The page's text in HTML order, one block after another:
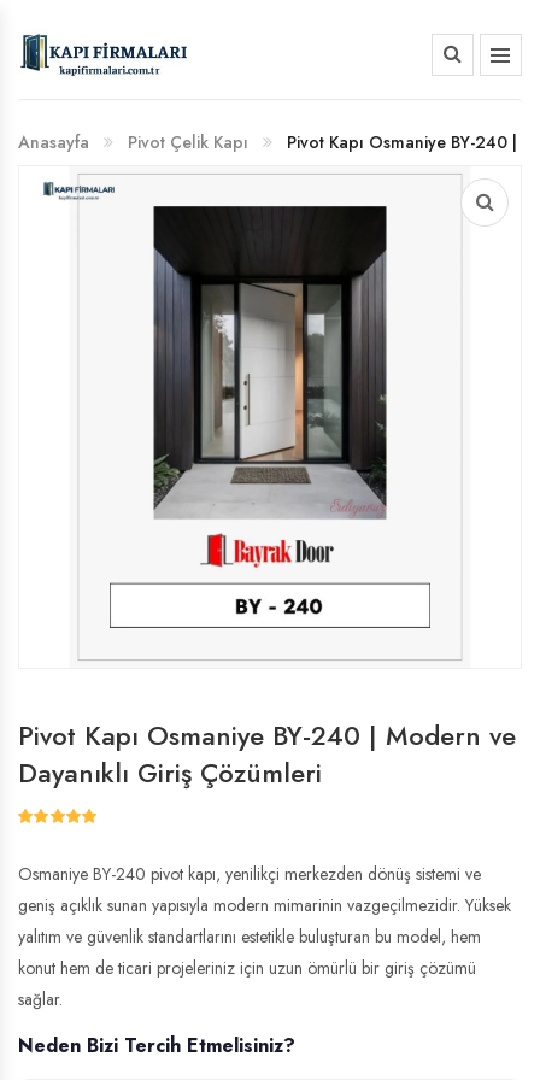
BANKA HESAP NUMARALARIMIZ
Anasayfa Pivot Çelik Kapı
Modern ve Dayanıklı Giriş Çözümleri
Pivot Kapı Osmaniye BY-240 | Modern ve
Dayanıklı Giriş Çözümleri
Osmaniye BY-240 pivot kapı, yenilikçi merkezden dönüş sistemi ve
geniş açıklık sunan yapısıyla modern mimarinin vazgeçilmezidir. Yüksek
yalıtım ve güvenlik standartlarını estetikle buluşturan bu model, hem
konut hem de ticari projeleriniz için uzun ömürlü bir giriş çözümü
sağlar.
Neden Bizi Tercih Etmelisiniz?